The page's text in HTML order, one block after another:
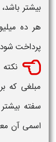
بیشتر
هر ده
پرداخت
مبلغی که
سفته
اسمی آن